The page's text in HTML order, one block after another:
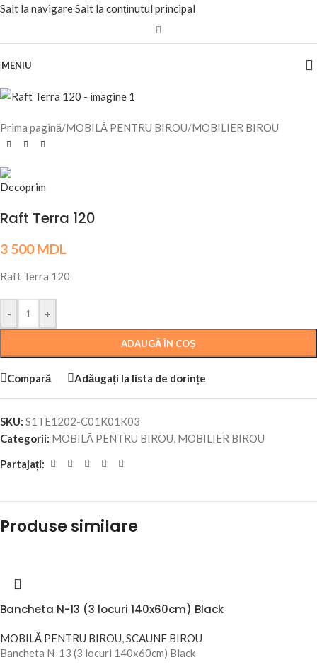
Salt la navigareSalt la conținutul principal
MENIU
Prima pagină/MOBILĂ PENTRU BIROU/MOBILIER BIROU
Raft Terra 120
3 500MDL
Raft Terra 120
- +
ADAUGĂ ÎN COȘ
Compară Adăugați la lista de dorințe
SKU: S1TE1202-C01K01K03
Categorii: MOBILĂ PENTRU BIROU, MOBILIER BIROU
Partajați:
Produse similare
Bancheta N-13 (3 locuri 140x60cm) Black
MOBILĂ PENTRU BIROU,SCAUNE BIROU
Bancheta N-13 (3 locuri 140x60cm) Black